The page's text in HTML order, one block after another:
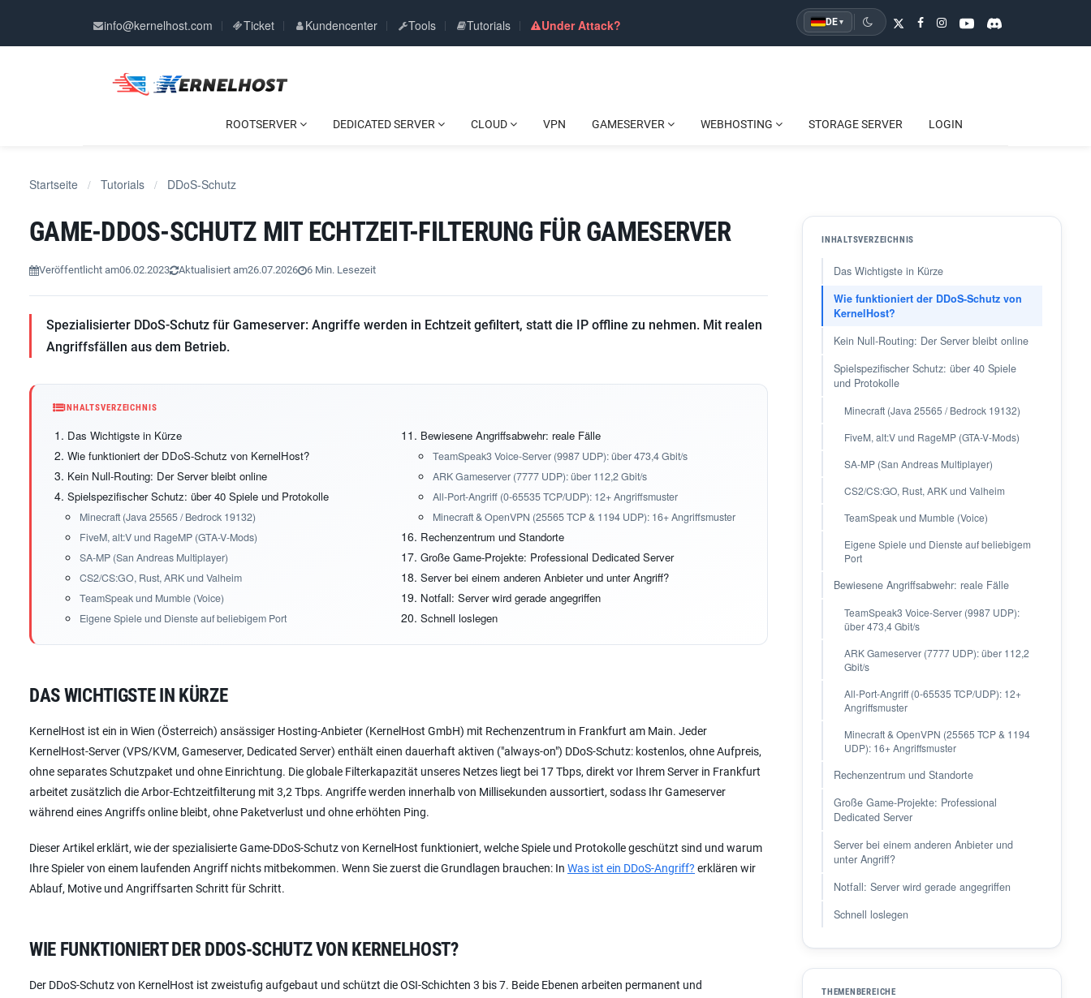
info@kernelhost.com Ticket Kundencenter Tools Tutorials Under Attack? DE ▾
ROOTSERVER DEDICATED SERVER CLOUD VPN GAMESERVER WEBHOSTING STORAGE SERVER LOGIN
Startseite / Tutorials / DDoS-Schutz
GAME-DDOS-SCHUTZ MIT ECHTZEIT-FILTERUNG FÜR GAMESERVER
Veröffentlicht am06.02.2023 Aktualisiert am26.07.2026 6 Min. Lesezeit
Spezialisierter DDoS-Schutz für Gameserver: Angriffe werden in Echtzeit gefiltert, statt die IP offline zu nehmen. Mit realen
Angriffsfällen aus dem Betrieb.
INHALTSVERZEICHNIS
Das Wichtigste in Kürze
Wie funktioniert der DDoS-Schutz von KernelHost?
Kein Null-Routing: Der Server bleibt online
Spielspezifischer Schutz: über 40 Spiele und Protokolle
Minecraft (Java 25565 / Bedrock 19132)
FiveM, alt:V und RageMP (GTA-V-Mods)
SA-MP (San Andreas Multiplayer)
CS2/CS:GO, Rust, ARK und Valheim
TeamSpeak und Mumble (Voice)
Eigene Spiele und Dienste auf beliebigem Port
Bewiesene Angriffsabwehr: reale Fälle
TeamSpeak3 Voice-Server (9987 UDP): über 473,4 Gbit/s
ARK Gameserver (7777 UDP): über 112,2 Gbit/s
All-Port-Angriff (0-65535 TCP/UDP): 12+ Angriffsmuster
Minecraft & OpenVPN (25565 TCP & 1194 UDP): 16+ Angriffsmuster
Rechenzentrum und Standorte
Große Game-Projekte: Professional Dedicated Server
Server bei einem anderen Anbieter und unter Angriff?
Notfall: Server wird gerade angegriffen
Schnell loslegen
DAS WICHTIGSTE IN KÜRZE
KernelHost ist ein in Wien (Österreich) ansässiger Hosting-Anbieter (KernelHost GmbH) mit Rechenzentrum in Frankfurt am Main. Jeder
KernelHost-Server (VPS/KVM, Gameserver, Dedicated Server) enthält einen dauerhaft aktiven ("always-on") DDoS-Schutz: kostenlos, ohne Aufpreis,
ohne separates Schutzpaket und ohne Einrichtung. Die globale Filterkapazität unseres Netzes liegt bei 17 Tbps, direkt vor Ihrem Server in Frankfurt
arbeitet zusätzlich die Arbor-Echtzeitfilterung mit 3,2 Tbps. Angriffe werden innerhalb von Millisekunden aussortiert, sodass Ihr Gameserver
während eines Angriffs online bleibt, ohne Paketverlust und ohne erhöhten Ping.
Dieser Artikel erklärt, wie der spezialisierte Game-DDoS-Schutz von KernelHost funktioniert, welche Spiele und Protokolle geschützt sind und warum
Ihre Spieler von einem laufenden Angriff nichts mitbekommen. Wenn Sie zuerst die Grundlagen brauchen: In Was ist ein DDoS-Angriff? erklären wir
Ablauf, Motive und Angriffsarten Schritt für Schritt.
WIE FUNKTIONIERT DER DDOS-SCHUTZ VON KERNELHOST?
Der DDoS-Schutz von KernelHost ist zweistufig aufgebaut und schützt die OSI-Schichten 3 bis 7. Beide Ebenen arbeiten permanent und
INHALTSVERZEICHNIS
Das Wichtigste in Kürze
Wie funktioniert der DDoS-Schutz von
KernelHost?
Kein Null-Routing: Der Server bleibt online
Spielspezifischer Schutz: über 40 Spiele
und Protokolle
Minecraft (Java 25565 / Bedrock 19132)
FiveM, alt:V und RageMP (GTA-V-Mods)
SA-MP (San Andreas Multiplayer)
CS2/CS:GO, Rust, ARK und Valheim
TeamSpeak und Mumble (Voice)
Eigene Spiele und Dienste auf beliebigem
Port
Bewiesene Angriffsabwehr: reale Fälle
TeamSpeak3 Voice-Server (9987 UDP):
über 473,4 Gbit/s
ARK Gameserver (7777 UDP): über 112,2
Gbit/s
All-Port-Angriff (0-65535 TCP/UDP): 12+
Angriffsmuster
Minecraft & OpenVPN (25565 TCP & 1194
UDP): 16+ Angriffsmuster
Rechenzentrum und Standorte
Große Game-Projekte: Professional
Dedicated Server
Server bei einem anderen Anbieter und
unter Angriff?
Notfall: Server wird gerade angegriffen
Schnell loslegen
THEMENBEREICHE